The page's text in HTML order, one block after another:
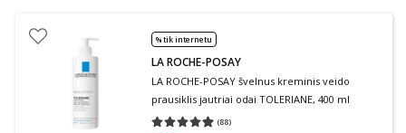
% tik internetu
LA ROCHE-POSAY
LA ROCHE-POSAY švelnus kreminis veido
prausiklis jautriai odai TOLERIANE, 400 ml
(88)
Vidutinis įvertinimas 4.91